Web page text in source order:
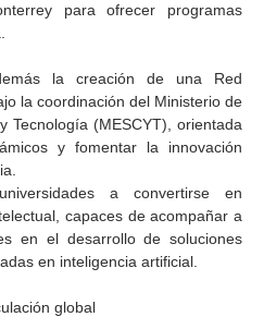
para ofrecer programas
la creación de una Red
la coordinación del Ministerio de
Tecnología (MESCYT), orientada
y fomentar la innovación
a convertirse en
capaces de acompañar a
en el desarrollo de soluciones
en inteligencia artificial.
global